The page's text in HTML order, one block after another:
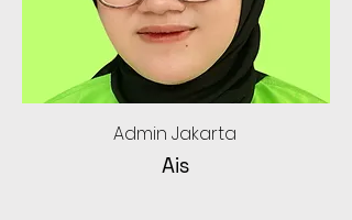
Admin Jakarta
Ais